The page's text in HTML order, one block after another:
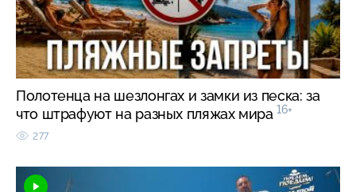
Полотенца на шезлонгах и замки из песка: за
что штрафуют на разных пляжах мира 16+
277